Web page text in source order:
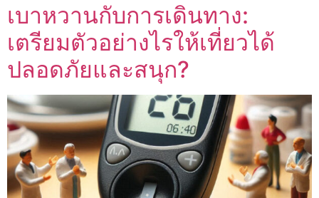
เบาหวานกับการเดินทาง:
เตรียมตัวอย่างไรให้เที่ยวได้
ปลอดภัยและสนุก?